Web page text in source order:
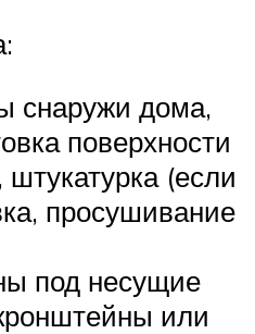
снаружи дома,
поверхности
(если
просушивание
под несущие
или